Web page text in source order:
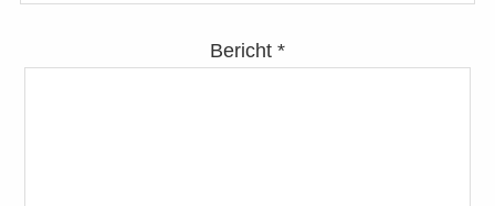
Bericht *